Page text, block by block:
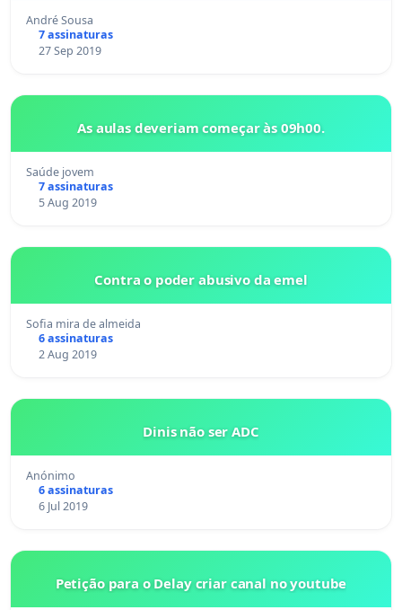
André Sousa
7 assinaturas
27 Sep 2019
As aulas deveriam começar às 09h00.
Saúde jovem
7 assinaturas
5 Aug 2019
Contra o poder abusivo da emel
Sofia mira de almeida
6 assinaturas
2 Aug 2019
Dinis não ser ADC
Anónimo
6 assinaturas
6 Jul 2019
Petição para o Delay criar canal no youtube